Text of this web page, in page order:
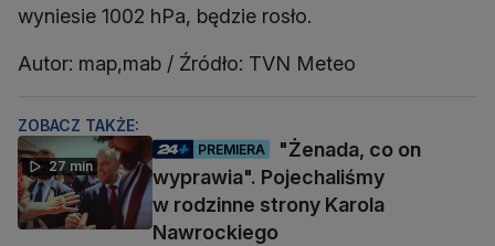
wyniesie 1002 hPa, będzie rosło.
Autor: map,mab / Źródło: TVN Meteo
ZOBACZ TAKŻE:
27 min
PREMIERA
"Żenada, co on
wyprawia". Pojechaliśmy
w rodzinne strony Karola
Nawrockiego